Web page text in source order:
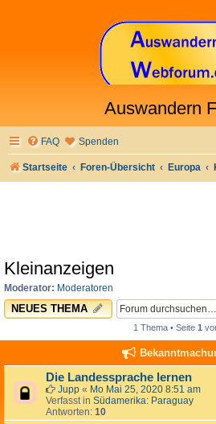
Auswandern
FAQ Spenden
Startseite Foren-Übersicht Europa
Kleinanzeigen
Moderator: Moderatoren
NEUES THEMA
1 Thema • Seite 1
Die Landessprache lernen
Jupp « Mo Mai 25, 2020 8:51 am
Verfasst in Südamerika: Paraguay
Antworten: 10